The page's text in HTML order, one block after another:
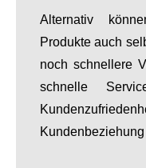
Alternativ
Produkte auch
noch schnellere
schnelle